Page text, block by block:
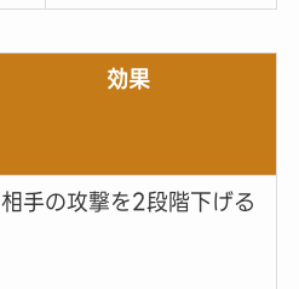
効果
相手の攻撃を2段階下げる